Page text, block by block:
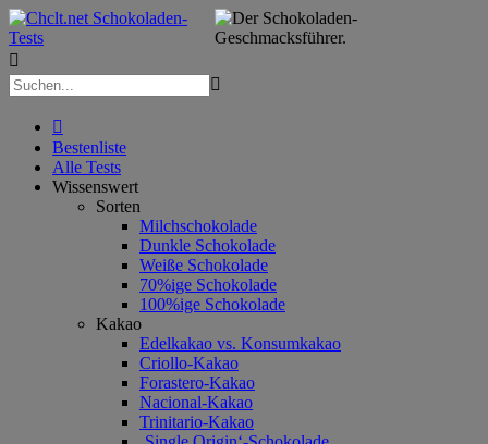



Bestenliste
Alle Tests
Wissenswert
Sorten
Milchschokolade
Dunkle Schokolade
Weiße Schokolade
70%ige Schokolade
100%ige Schokolade
Kakao
Edelkakao vs. Konsumkakao
Criollo-Kakao
Forastero-Kakao
Nacional-Kakao
Trinitario-Kakao